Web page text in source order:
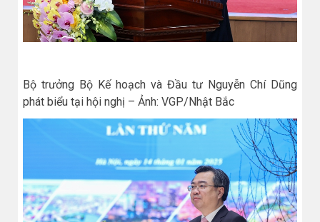
Bộ trưởng Bộ Kế hoạch và Đầu tư Nguyễn Chí Dũng
phát biểu tại hội nghị – Ảnh: VGP/Nhật Bắc